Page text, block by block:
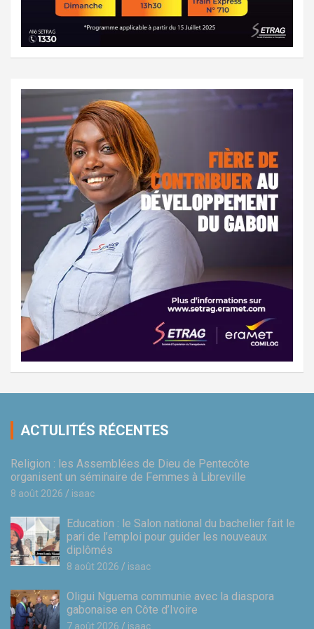
ACTULITÉS RÉCENTES
Religion : les Assemblées de Dieu de Pentecôte
organisent un séminaire de Femmes à Libreville
8 août 2026 isaac
Education : le Salon national du bachelier fait le
pari de l’emploi pour guider les nouveaux
diplômés
8 août 2026 isaac
Oligui Nguema communie avec la diaspora
gabonaise en Côte d’Ivoire
7 août 2026 isaac